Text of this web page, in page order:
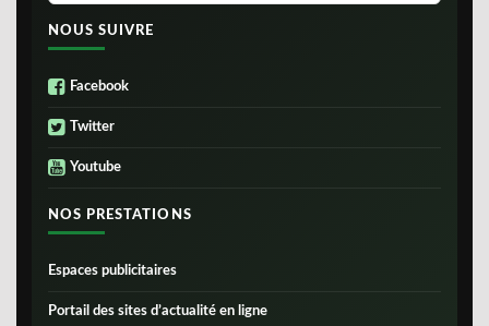
NOUS SUIVRE
Facebook
Twitter
Youtube
NOS PRESTATIONS
Espaces publicitaires
Portail des sites d’actualité en ligne